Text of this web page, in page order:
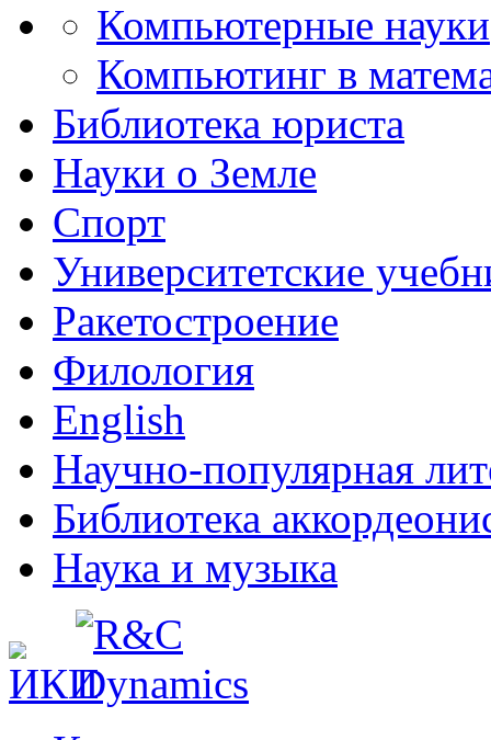
Компьютерные науки
Компьютинг в
Библиотека юриста
Науки о Земле
Спорт
Университетские
Ракетостроение
Филология
English
Научно-популярная
Библиотека
Наука и музыка